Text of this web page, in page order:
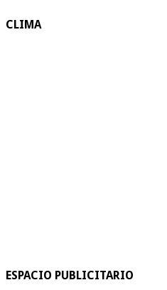
CLIMA
ESPACIO PUBLICITARIO